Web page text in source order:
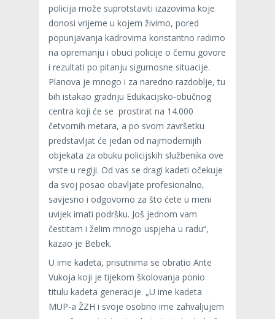
policija može suprotstaviti izazovima koje
donosi vrijeme u kojem živimo, pored
popunjavanja kadrovima konstantno radimo
na opremanju i obuci policije o čemu govore
i rezultati po pitanju sigurnosne situacije.
Planova je mnogo i za naredno razdoblje, tu
bih istakao gradnju Edukacijsko-obučnog
centra koji će se prostirat na 14.000
četvornih metara, a po svom završetku
predstavljat će jedan od najmodernijih
objekata za obuku policijskih službenika ove
vrste u regiji. Od vas se dragi kadeti očekuje
da svoj posao obavljate profesionalno,
savjesno i odgovorno za što ćete u meni
uvijek imati podršku. Još jednom vam
čestitam i želim mnogo uspjeha u radu“,
kazao je Bebek.
U ime kadeta, prisutnima se obratio Ante
Vukoja koji je tijekom školovanja ponio
titulu kadeta generacije. „U ime kadeta
MUP-a ŽZH i svoje osobno ime zahvaljujem